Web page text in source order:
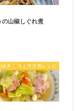
の山椒しぐれ煮
ゆきこ 冷え性改善レシピ